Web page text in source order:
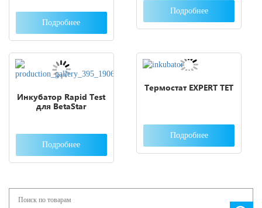
Подробнее
Подробнее
Инкубатор Rapid Test
для BetaStar
Подробнее
Термостат EXPERT TET
Подробнее